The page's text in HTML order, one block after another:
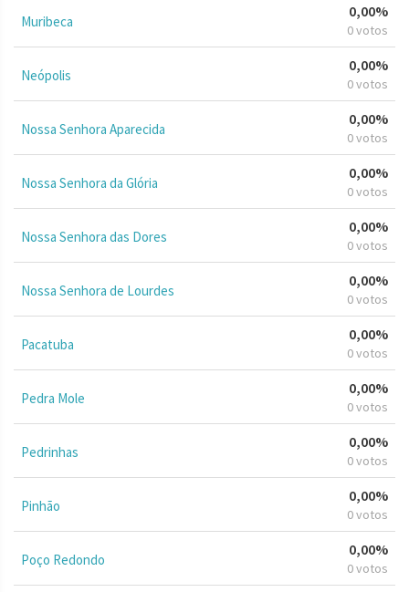
Muribeca
0,00%
0 votos
Neópolis
0,00%
0 votos
Nossa Senhora Aparecida
0,00%
0 votos
Nossa Senhora da Glória
0,00%
0 votos
Nossa Senhora das Dores
0,00%
0 votos
Nossa Senhora de Lourdes
0,00%
0 votos
Pacatuba
0,00%
0 votos
Pedra Mole
0,00%
0 votos
Pedrinhas
0,00%
0 votos
Pinhão
0,00%
0 votos
Poço Redondo
0,00%
0 votos